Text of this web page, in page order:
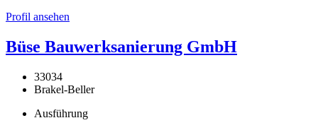
Profil ansehen
Büse Bauwerksanierung GmbH
33034
Brakel-Beller
Ausführung